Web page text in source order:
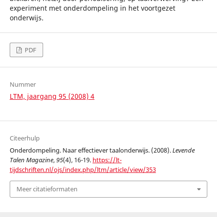
experiment met onderdompeling in het voortgezet
onderwijs.
PDF
Nummer
LTM, jaargang 95 (2008) 4
Citeerhulp
Onderdompeling. Naar effectiever taalonderwijs. (2008).Levende
Talen Magazine,95(4), 16-19. https://lt-
tijdschriften.nl/ojs/index.php/ltm/article/view/353
Meer citatieformaten